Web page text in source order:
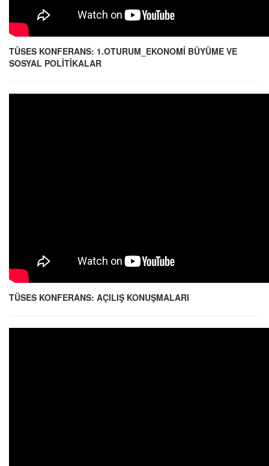
TÜSES KONFERANS: 1.OTURUM_EKONOMİ BÜYÜME VE
SOSYAL POLİTİKALAR
TÜSES KONFERANS: AÇILIŞ KONUŞMALARI